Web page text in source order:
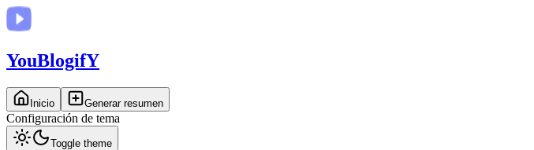
YouBlogifY
Inicio Generar resumen
Configuración de tema
Toggle theme